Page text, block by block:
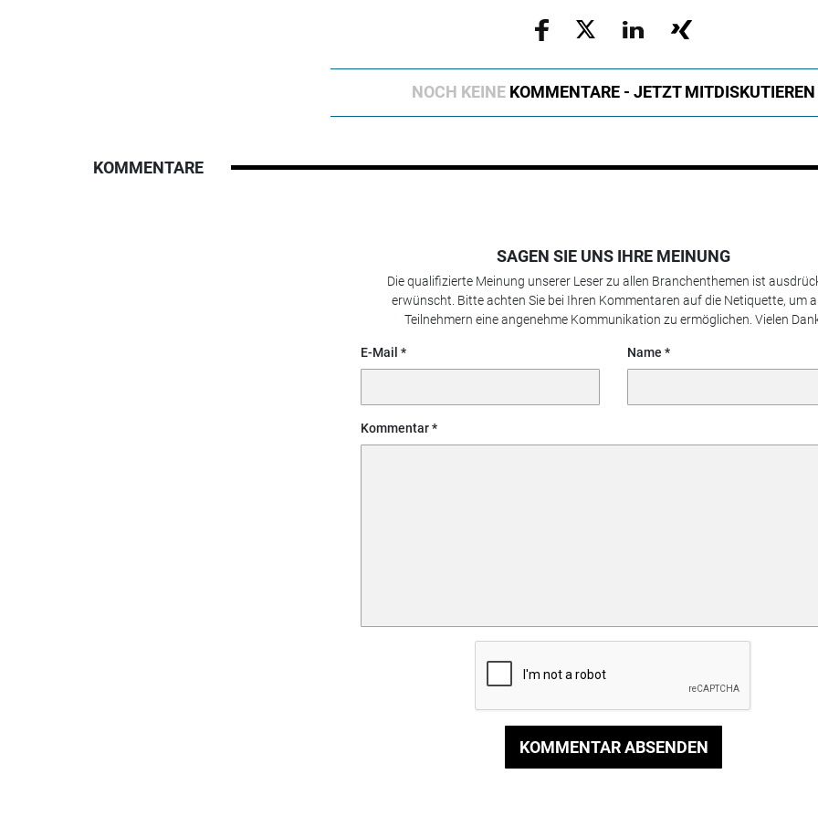
NOCH KEINE KOMMENTARE - JETZT MITDISKUTIEREN
KOMMENTARE
SAGEN SIE UNS IHRE MEINUNG
Die qualifizierte Meinung unserer Leser zu allen Branchenthemen ist
erwünscht. Bitte achten Sie bei Ihren Kommentaren auf die Netiquette, um
Teilnehmern eine angenehme Kommunikation zu ermöglichen. Vielen
E-Mail Name
Kommentar
KOMMENTAR ABSENDEN